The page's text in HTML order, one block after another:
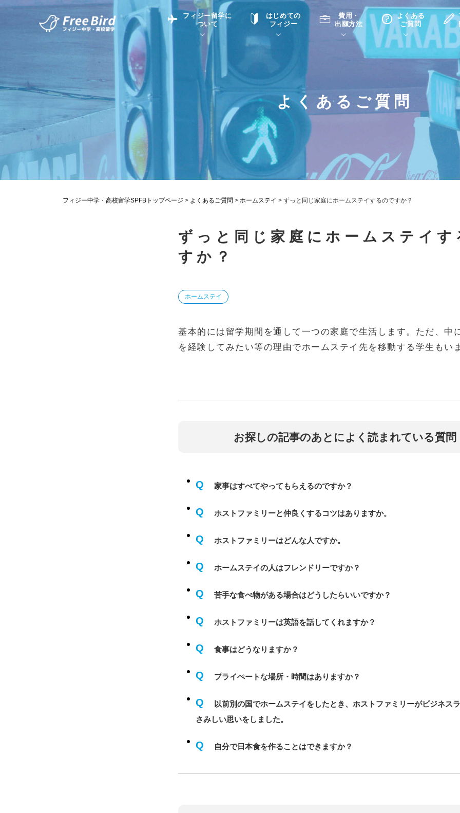
フィジー留学に
ついて
フィジー留学について
はじめての
フィジー
費用・
出願方法
よくある
ご質問
フィジーでの生活Q&A
現地高校Q&A 入学選考試験Q&A
英語についてQ&A
フィジー留学通信TOP
よくあるご質問
フィジー中学・高校留学SPFBトップページ > よくあるご質問 > ホームステイ > ずっと同じ家庭にホームステイするのですか？
ずっと同じ家庭にホームステイす
すか？
ホームステイ
基本的には留学期間を通して一つの家庭で生活します。ただ、中
を経験してみたい等の理由でホームステイ先を移動する学生もい
お探しの記事のあとによく読まれている質問
Q 家事はすべてやってもらえるのですか？
Q ホストファミリーと仲良くするコツはありますか。
Q ホストファミリーはどんな人ですか。
Q ホームステイの人はフレンドリーですか？
Q 苦手な食べ物がある場合はどうしたらいいですか？
Q ホストファミリーは英語を話してくれますか？
Q 食事はどうなりますか？
Q プライぺートな場所・時間はありますか？
Q
以前別の国でホームステイをしたとき、ホストファミリーがビジネス
さみしい思いをしました。
Q 自分で日本食を作ることはできますか？